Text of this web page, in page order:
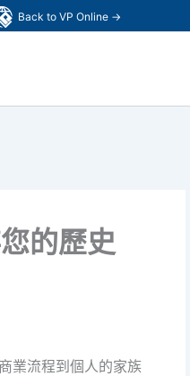
Back to VP Online →
的歷史
業流程到個人的家族